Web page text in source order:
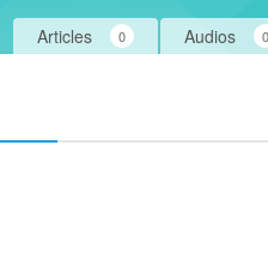
Audios 0
Articles 0